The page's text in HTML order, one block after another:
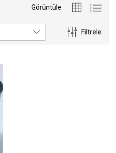
Görüntüle
Filtrele